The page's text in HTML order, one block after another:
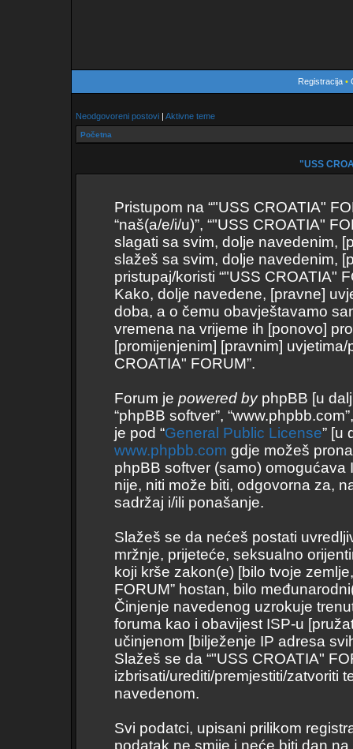
Registracija•
Neodgovoreni postovi | Aktivne teme
Početna
"USS
Pristupom na “"USS CROATIA"
“naš(a/e/i/u)”, “"USS CROATIA"
slagati sa svim, dolje navedenim,
slažeš sa svim, dolje navedenim,
pristupaj/koristi “"USS CROATIA"
Kako, dolje navedene, [pravne]
doba, a o čemu obavještavamo
vremena na vrijeme ih [ponovo]
[promijenjenim] [pravnim]
CROATIA" FORUM”.
Forum je powered byphpBB [u
“phpBB softver”,
je pod “General Public License” [u
www.phpbb.com gdje možeš
phpBB softver (samo)
nije, niti može biti, odgovorna za,
sadržaj i/ili ponašanje.
Slažeš se da nećeš postati
mržnje, prijeteće, seksualno
koji krše zakon(e) [bilo tvoje
FORUM” hostan, bilo
Činjenje navedenog uzrokuje
foruma kao i obavijest ISP-u
učinjenom [bilježenje IP adresa
Slažeš se da “"USS CROATIA"
izbrisati/urediti/premjestiti/zatvoriti
navedenom.
Svi podatci, upisani prilikom
podatak ne smije i neće biti dan